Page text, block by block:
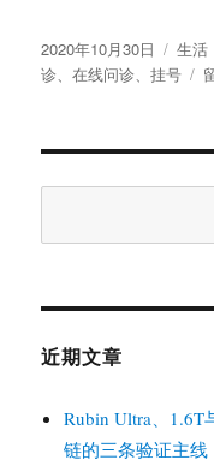
发
布
2020年10月30日
分
类
生活
诊 、在线问诊 、挂号
近期文章
Rubin Ultra、1.6T
链的三条验证主线